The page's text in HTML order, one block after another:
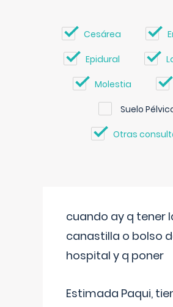
Cesárea
Epidural
Molestia
Suelo
Otras
cuando ay q tener
canastilla o bolso
hospital y q poner
Estimada Paqui,